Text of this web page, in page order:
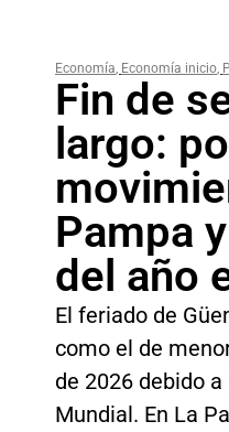
Economía, Economía inicio,
Fin de
largo:
Pampa
del año
El feriado de
como el de
de 2026 debido
Mundial. En La